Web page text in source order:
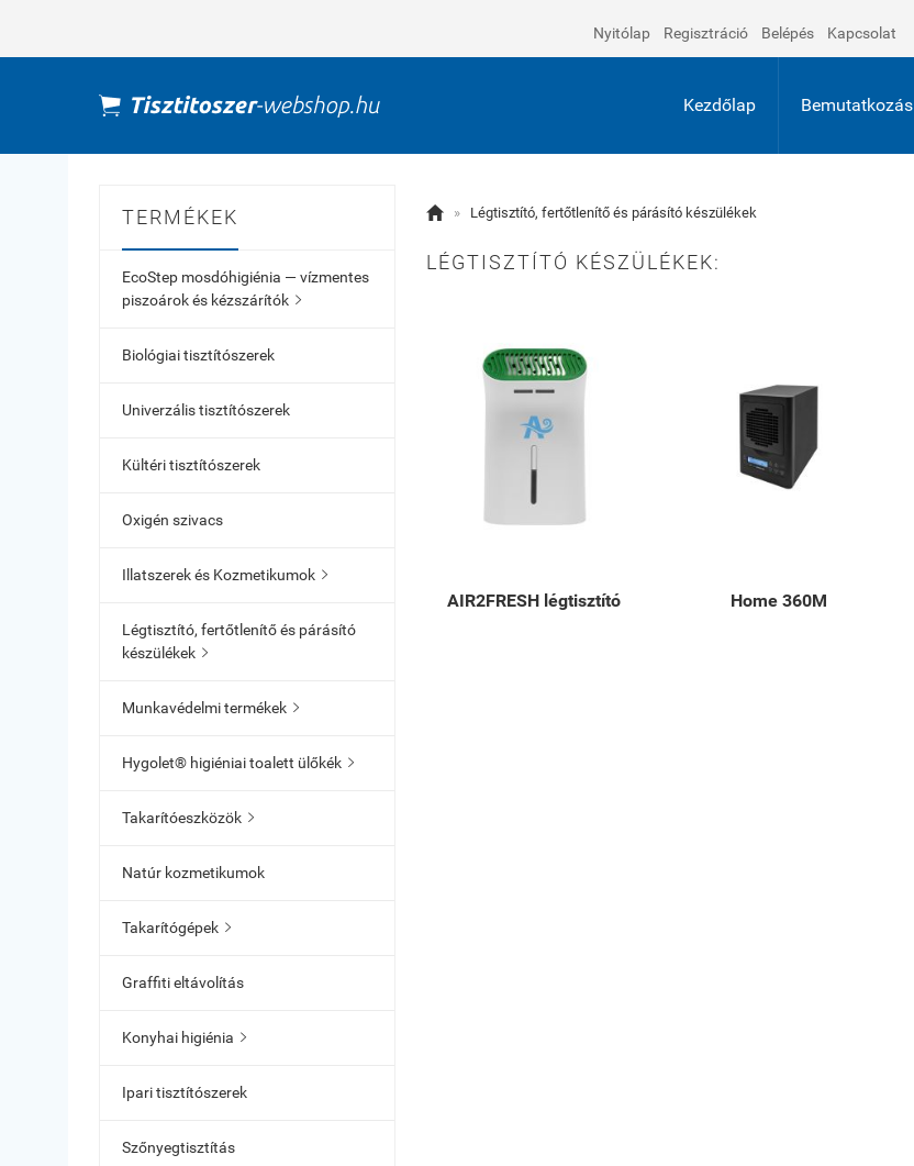
Nyitólap Regisztráció Belépés Kapcsolat
Kezdőlap Bemutatkozás
TERMÉKEK
EcoStep mosdóhigiénia — vízmentes
piszoárok és kézszárítók 
Biológiai tisztítószerek
Univerzális tisztítószerek
Kültéri tisztítószerek
Oxigén szivacs
Illatszerek és Kozmetikumok 
Légtisztító, fertőtlenítő és párásító
készülékek 
Munkavédelmi termékek 
Hygolet® higiéniai toalett ülőkék 
Takarítóeszközök 
Natúr kozmetikumok
Takarítógépek 
Graffiti eltávolítás
Konyhai higiénia 
Ipari tisztítószerek
Szőnyegtisztítás
 » Légtisztító, fertőtlenítő és párásító készülékek
LÉGTISZTÍTÓ KÉSZÜLÉKEK:
AIR2FRESH légtisztító Home 360M